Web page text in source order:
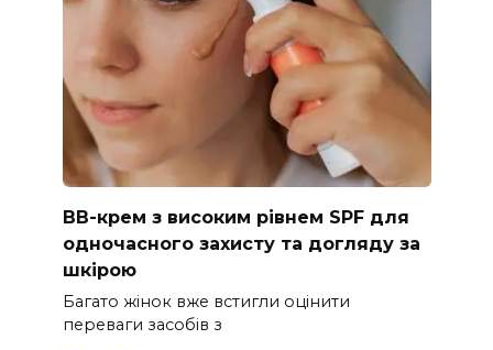
ВВ-крем з високим рівнем SPF для
одночасного захисту та догляду за
шкірою
Багато жінок вже встигли оцінити
переваги засобів з